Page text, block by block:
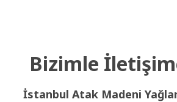
Bizimle
İstanbul Atak Madeni